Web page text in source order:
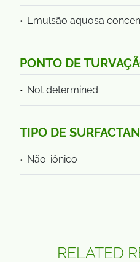
Emulsão aquosa
PONTO DE
Not determined
TIPO DE
Não-iônico
RELATED